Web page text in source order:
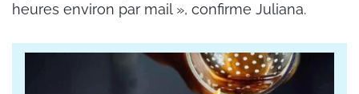
heures environ par mail », confirme Juliana.